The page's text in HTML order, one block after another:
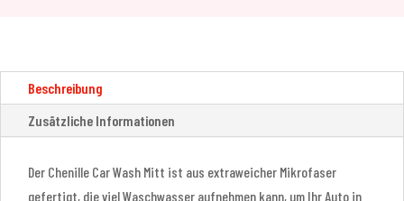
Beschreibung
Zusätzliche Informationen
Der Chenille Car Wash Mitt ist aus extraweicher Mikrofaser
gefertigt, die viel Waschwasser aufnehmen kann, um Ihr Auto in